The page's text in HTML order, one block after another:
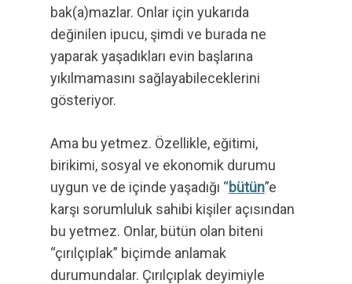
bak(a)mazlar. Onlar için yukarıda
değinilen ipucu, şimdi ve burada ne
yaparak yaşadıkları evin başlarına
yıkılmamasını sağlayabileceklerini
gösteriyor.
Ama bu yetmez. Özellikle, eğitimi,
birikimi, sosyal ve ekonomik durumu
uygun ve de içinde yaşadığı “bütün”e
karşı sorumluluk sahibi kişiler açısından
bu yetmez. Onlar, bütün olan biteni
“çırılçıplak” biçimde anlamak
durumundalar. Çırılçıplak deyimiyle